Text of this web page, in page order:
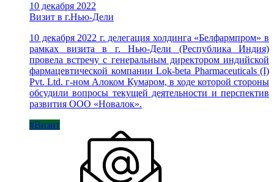
10 декабря 2022
Визит в г.Нью-Дели
10 декабря 2022 г. делегация холдинга «Белфармпром» в
рамках визита в г. Нью-Дели (Республика Индия)
провела встречу с генеральным директором индийской
фармацевтической компании Lok-beta Pharmaceuticals (I)
Pvt. Ltd. г-ном Алоком Кумаром, в ходе которой стороны
обсудили вопросы текущей деятельности и перспектив
развития ООО «Новалок».
#Визит